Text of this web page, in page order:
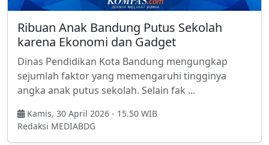
Ribuan Anak Bandung Putus Sekolah
karena Ekonomi dan Gadget
Dinas Pendidikan Kota Bandung mengungkap
sejumlah faktor yang memengaruhi tingginya
angka anak putus sekolah. Selain fak ...
Kamis, 30 April 2026 - 15.50 WIB
Redaksi MEDIABDG